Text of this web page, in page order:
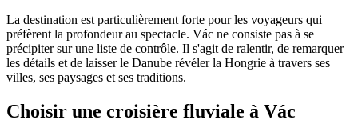
La destination est particulièrement forte pour les voyageurs qui
préfèrent la profondeur au spectacle. Vác ne consiste pas à se
précipiter sur une liste de contrôle. Il s'agit de ralentir, de remarquer
les détails et de laisser le Danube révéler la Hongrie à travers ses
villes, ses paysages et ses traditions.
Choisir une croisière fluviale à Vác